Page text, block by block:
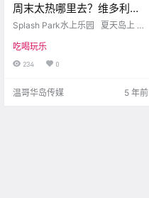
周末太热哪里去？维多利亚
这些清凉之地已备好！！去
Splash Park水上乐园 夏天岛上 开
利亚的小喷泉 不妨来到Langford 感
受一下新的夏日清凉 victoria buzz
吃喝玩乐
234 0
温哥华岛传媒 5 年前